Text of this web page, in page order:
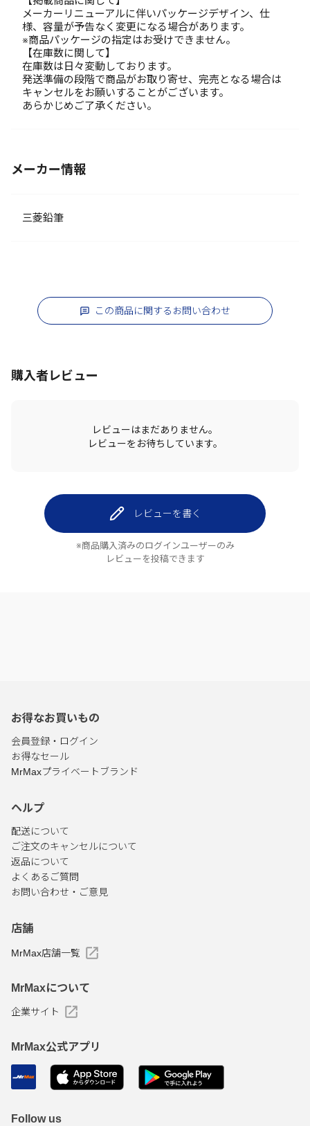
メーカーリニューアルに伴いパッケージデザイン、仕
様、容量が予告なく変更になる場合があります。
※商品パッケージの指定はお受けできません。
【在庫数に関して】
在庫数は日々変動しております。
発送準備の段階で商品がお取り寄せ、完売となる場合は
キャンセルをお願いすることがございます。
あらかじめご了承ください。
メーカー情報
三菱鉛筆
この商品に関するお問い合わせ
購入者レビュー
レビューはまだありません。
レビューをお待ちしています。
レビューを書く
※商品購入済みのログインユーザーのみ
レビューを投稿できます
お得なお買いもの
会員登録・ログイン
お得なセール
MrMaxプライベートブランド
ヘルプ
配送について
ご注文のキャンセルについて
返品について
よくあるご質問
お問い合わせ・ご意見
店舗
MrMax店舗一覧
MrMaxについて
企業サイト
MrMax公式アプリ
Follow us